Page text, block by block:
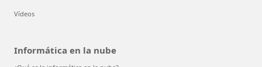
Vídeos
Informática en la nube